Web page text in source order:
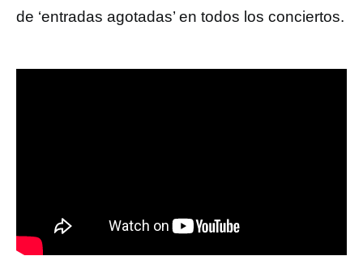
de ‘entradas agotadas’ en todos los conciertos.